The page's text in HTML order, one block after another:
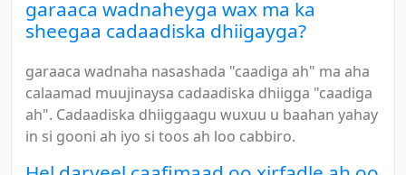
garaaca wadnaheyga wax ma ka
sheegaa cadaadiska dhiigayga?
garaaca wadnaha nasashada "caadiga ah" ma aha
calaamad muujinaysa cadaadiska dhiigga "caadiga
ah". Cadaadiska dhiiggaagu wuxuu u baahan yahay
in si gooni ah iyo si toos ah loo cabbiro.